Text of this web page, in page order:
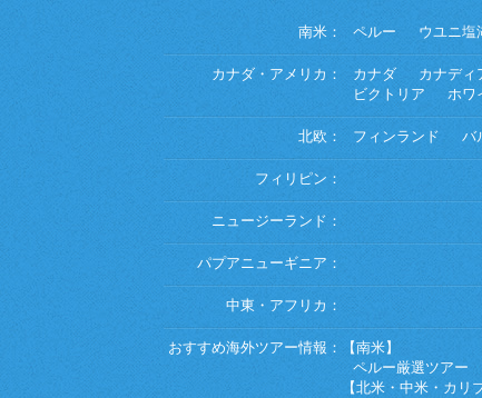
南米： ペルー ウユニ塩
カナダ・アメリカ： カナダ カナディ
ビクトリア
ホワ
北欧： フィンランド バ
フィリピン：
ニュージーランド：
パプアニューギニア：
中東・アフリカ：
おすすめ海外ツアー情報：
【南米】
ペルー厳選ツアー
【北米・中米・カリ